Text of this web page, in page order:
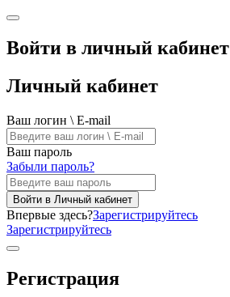
Войти в личный кабинет
Личный кабинет
Ваш логин \ E-mail
Ваш пароль
Забыли пароль?
Войти в Личный кабинет
Впервые здесь?Зарегистрируйтесь
Зарегистрируйтесь
Регистрация